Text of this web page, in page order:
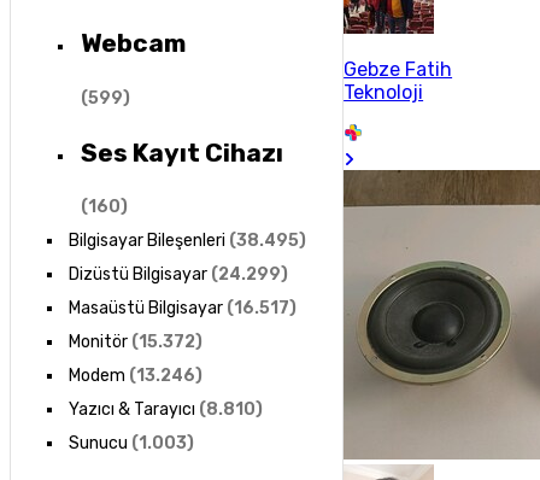
Webcam
(599)
Ses Kayıt Cihazı
(160)
Bilgisayar Bileşenleri (38.495)
Dizüstü Bilgisayar(24.299)
Masaüstü Bilgisayar(16.517)
Monitör(15.372)
Modem (13.246)
Yazıcı & Tarayıcı (8.810)
Sunucu (1.003)
Gebze Fatih
Teknoloji